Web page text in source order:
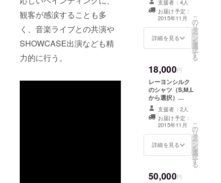
観客が感涙することも多
く、音楽ライブとの共演や
SHOWCASE出演なども精
力的に行う。
セージカード
支援者：4人
お届け予定：
2015年11月
詳細を見る
こ
の
リ
タ
ー
ン
を
選
択
す
る
18,000円
レーヨンシルク
のシャツ（S,M,L
から選択）
+silsilお礼メッ
セージカード
支援者：2人
お届け予定：
2015年11月
詳細を見る
こ
の
リ
タ
ー
ン
を
選
択
す
る
50,000円